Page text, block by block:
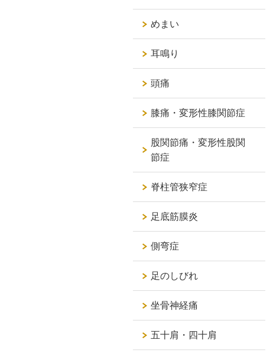
めまい
耳鳴り
頭痛
膝痛・変形性膝関節症
股関節痛・変形性股関
節症
脊柱管狭窄症
足底筋膜炎
側弯症
足のしびれ
坐骨神経痛
五十肩・四十肩